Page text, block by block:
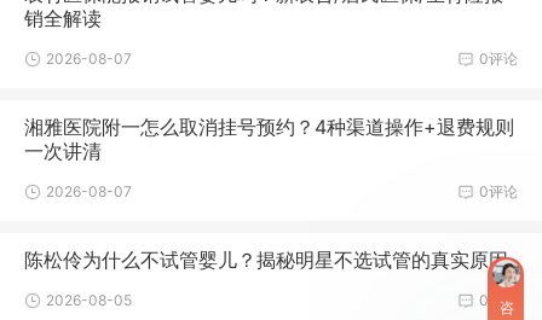
销全解读
0评论
2026-08-07
湘雅医院附一怎么取消挂号预约？4种渠道操作+退费规则
一次讲清
0评论
2026-08-07
陈松伶为什么不试管婴儿？揭秘明星不选试管的真实原因
0评论
2026-08-05 咨